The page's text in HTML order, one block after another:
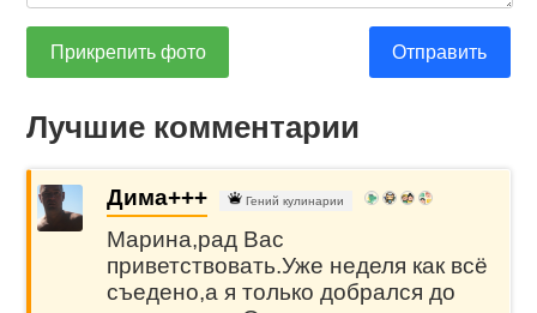
Прикрепить фото Отправить
Лучшие комментарии
Дима+++ Гений кулинарии
Марина,рад Вас
приветствовать.Уже неделя как всё
съедено,а я только добрался до